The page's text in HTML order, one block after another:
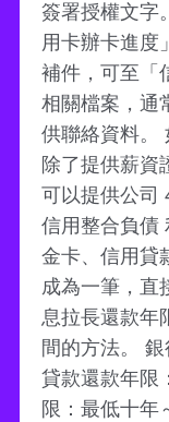
簽署授權文字
用卡辦卡進度
補件，可至「
相關檔案，通
供聯絡資料。
除了提供薪資
可以提供公司
信用整合負債
金卡、信用貸
成為一筆，直
息拉長還款年
間的方法。
貸款還款年限
限：最低十年